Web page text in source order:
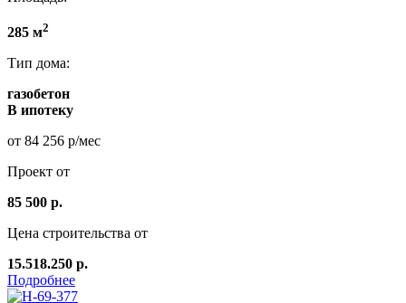
285 м2
Тип дома:
газобетон
В ипотеку
от 84 256 р/мес
Проект от
85 500 р.
Цена строительства от
15.518.250 р.
Подробнее